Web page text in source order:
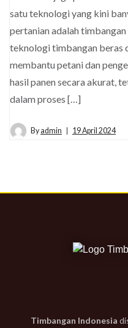
satu teknologi yang kini
pertanian adalah
teknologi timbangan beras
membantu petani dan
hasil panen secara akurat,
dalam proses […]
By admin 19 April 2024
Timbangan Indonesia